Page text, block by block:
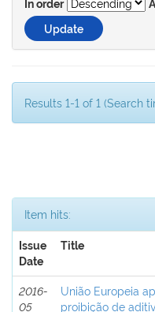
In order
Results 1-1 of 1 (Search
Item hits:
Issue
Date
Title
2016-
05
União Europeia
proibição de